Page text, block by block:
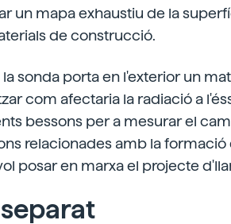
un mapa exhaustiu de la
de construcció.
la sonda porta en l'exterior un
com afectaria la radiació a
bessons per a mesurar el
relacionades amb la
posar en marxa el projecte